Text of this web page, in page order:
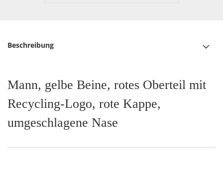
Beschreibung
Mann, gelbe Beine, rotes Oberteil mit
Recycling-Logo, rote Kappe,
umgeschlagene Nase